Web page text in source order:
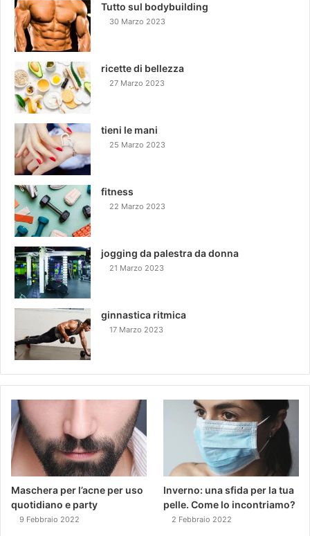
Tutto sul bodybuilding
30 Marzo 2023
ricette di bellezza
27 Marzo 2023
tieni le mani
25 Marzo 2023
fitness
22 Marzo 2023
jogging da palestra da donna
21 Marzo 2023
ginnastica ritmica
17 Marzo 2023
Maschera per l’acne per uso
quotidiano e party
9 Febbraio 2022
Inverno: una sfida per la tua
pelle. Come lo incontriamo?
2 Febbraio 2022